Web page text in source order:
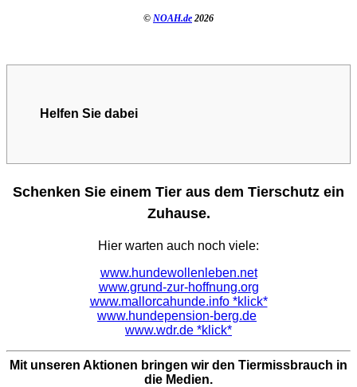
© NOAH.de 2026
Helfen Sie dabei
Schenken Sie einem Tier aus dem Tierschutz ein
Zuhause.
Hier warten auch noch viele:
www.hundewollenleben.net
www.grund-zur-hoffnung.org
www.mallorcahunde.info *klick*
www.hundepension-berg.de
www.wdr.de *klick*
Mit unseren Aktionen bringen wir den Tiermissbrauch in
die Medien.